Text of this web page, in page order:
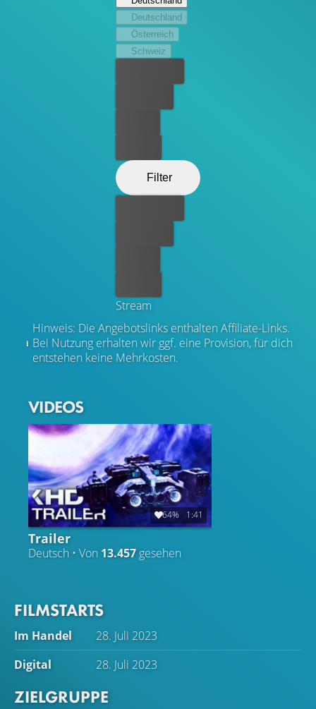
Deutschland
Österreich
Schweiz
Filter
Stream
Hinweis: Die Angebotslinks enthalten Affiliate-Links.
Bei Nutzung erhalten wir ggf. eine Provision, für dich
entstehen keine Mehrkosten.
VIDEOS
64% 1:41
Trailer
Deutsch • Von 13.457 gesehen
FILMSTARTS
Im Handel
28. Juli 2023
Digital
28. Juli 2023
ZIELGRUPPE